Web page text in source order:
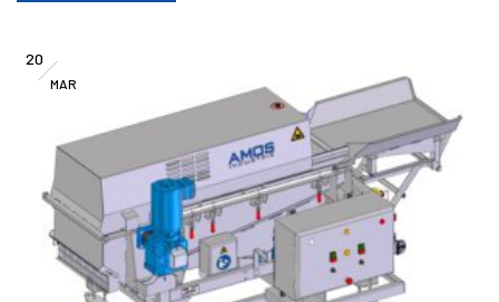
20
MAR